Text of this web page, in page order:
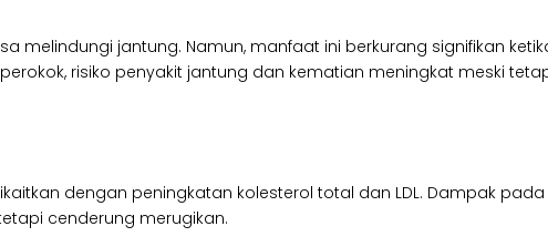
melindungi jantung. Namun, manfaat ini berkurang signifikan
risiko penyakit jantung dan kematian meningkat meski
dengan peningkatan kolesterol total dan LDL. Dampak pada
cenderung merugikan.